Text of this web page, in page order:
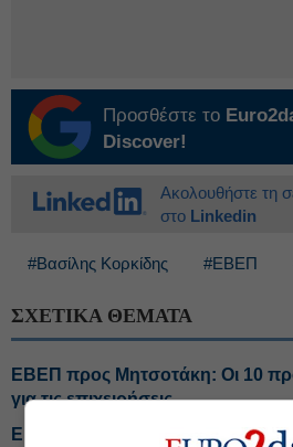
Προσθέστε το
Discover!
Ακολουθήστε τη
στο Linkedin
#Βασίλης Κορκίδης #ΕΒΕΠ
ΣΧΕΤΙΚΑ ΘΕΜΑΤΑ
ΕΒΕΠ προς Μητσοτάκη: Οι 10
για τις επιχειρήσεις
ΕΒΕΠ: Συναγερμός για τα Στενά